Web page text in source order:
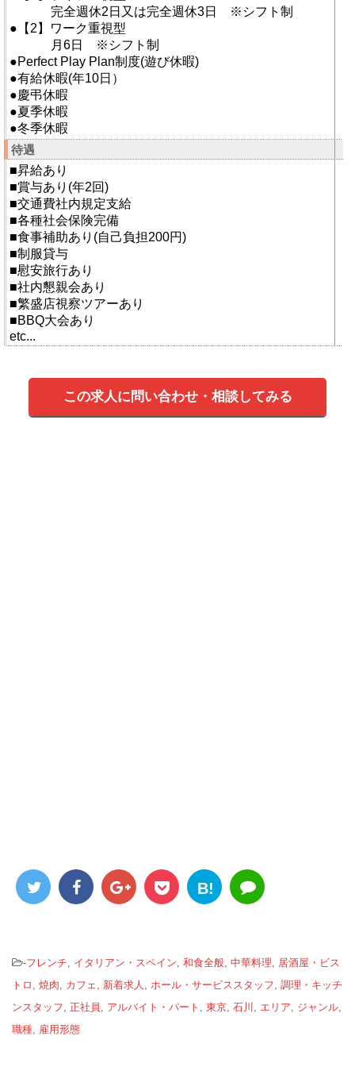
完全週休2日又は完全週休3日 ※シフト制
●【2】ワーク重視型
月6日 ※シフト制
●Perfect Play Plan制度(遊び休暇)
●有給休暇(年10日）
●慶弔休暇
●夏季休暇
●冬季休暇
待遇
■昇給あり
■賞与あり(年2回)
■交通費社内規定支給
■各種社会保険完備
■食事補助あり(自己負担200円)
■制服貸与
■慰安旅行あり
■社内懇親会あり
■繁盛店視察ツアーあり
■BBQ大会あり
etc...
この求人に問い合わせ・相談してみる
B!
-フレンチ イタリアン・スペイン 和食全般 中華料理
居酒屋・ビス
トロ
焼肉 カフェ 新着求人 ホール・サービススタッフ 調理・キッチ
ンスタッフ 正社員 アルバイト・パート 東京 石川 エリア ジャンル
職種
雇用形態